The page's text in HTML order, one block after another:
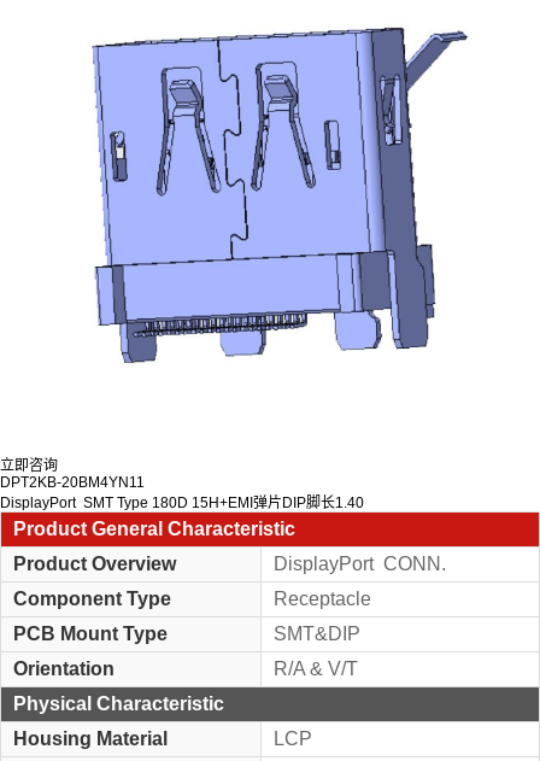
立即咨询
DPT2KB-20BM4YN11
DisplayPort SMT Type 180D 15H+EMI弹片DIP脚长1.40
Product General Characteristic
Product Overview
DisplayPort CONN.
Component Type
Receptacle
PCB Mount Type
SMT&DIP
Orientation
R/A & V/T
Physical Characteristic
Housing Material
LCP